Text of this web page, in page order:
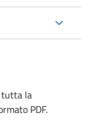
tutta la
PDF.